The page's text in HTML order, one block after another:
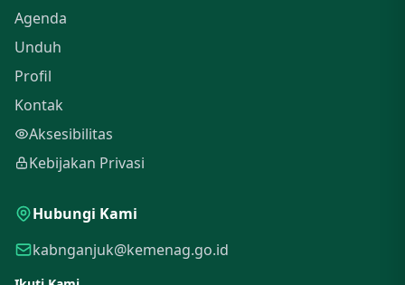
Agenda
Unduh
Profil
Kontak
Aksesibilitas
Kebijakan Privasi
Hubungi Kami
kabnganjuk@kemenag.go.id